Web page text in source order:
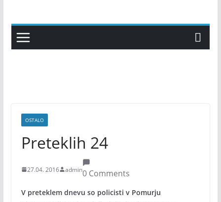
content
OSTALO
Preteklih 24
27.04. 2016 admin0 Comments
V preteklem dnevu so policisti v Pomurju